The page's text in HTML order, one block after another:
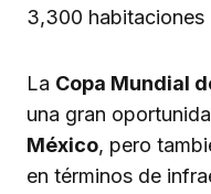
La Copa Mundial
una gran
México, pero
en términos de